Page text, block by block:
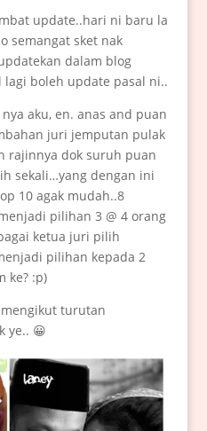
update..hari ni baru la
semangat sket nak
dalam blog
boleh update pasal ni..
aku, en. anas and puan
juri jemputan pulak
rajinnya dok suruh puan
sekali…yang dengan ini
10 agak mudah..8
pilihan 3 @ 4 orang
ketua juri pilih
pilihan kepada 2
ke? :p)
turutan
ye.. 😀